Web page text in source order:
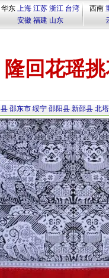
华东 上海 江苏 浙江 台湾
安徽 福建 山东
西南
隆回花瑶
邵东市 绥宁 邵阳县 新邵县 北